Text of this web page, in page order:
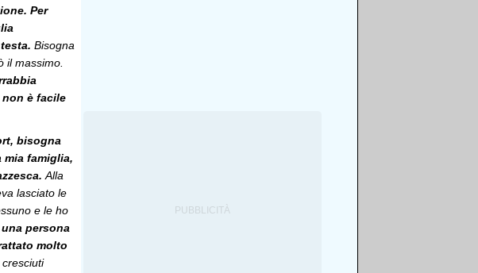
Per
Bisogna
il massimo.
è facile
bisogna
mia famiglia,
Alla
lasciato le
e le ho
persona
molto